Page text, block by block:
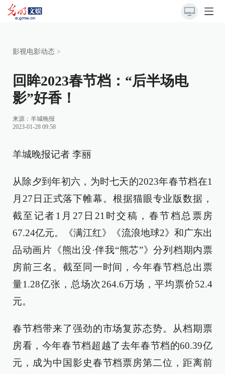
影视电影动态 >
回眸2023春节档：“后半场电
影”好香！
来源： 羊城晚报
2023-01-28 09:58
羊城晚报记者 李丽
从除夕到年初六，为时七天的2023年春节档在1
月27日正式落下帷幕。根据猫眼专业版数据，
截至记者1月27日21时交稿，春节档总票房
67.24亿元。《满江红》《流浪地球2》和广东出
品动画片《熊出没·伴我“熊芯”》分列档期内票
房前三名。截至同一时间，今年春节档总出票
量1.28亿张，总场次264.6万场，平均票价52.4
元。
春节档带来了强劲的市场复苏态势。从档期票
房看，今年春节档超越了去年春节档的60.39亿
元，成为中国影史春节档票房第二位，距离前